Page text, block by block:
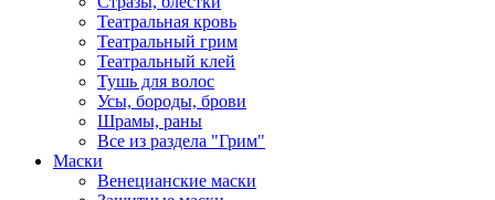
Театральная кровь
Театральный грим
Театральный клей
Тушь для волос
Усы, бороды, брови
Шрамы, раны
Все из раздела "Грим"
Маски
Венецианские маски